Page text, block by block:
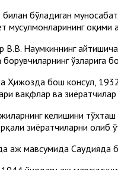
бўладиган
мусулмонларининг
Наумкиннинг
ўзларига
Ҳижозда бош консул,
вақфлар ва
келишини
зиёратчиларни олиб
ҳаж мавсумида Саудияда